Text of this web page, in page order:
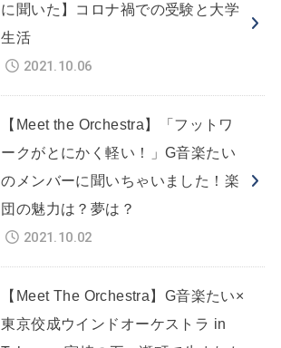
に聞いた】コロナ禍での受験と大学
生活
2021.10.06
【Meet the Orchestra】「フットワ
ークがとにかく軽い！」G音楽たい
のメンバーに聞いちゃいました！楽
団の魅力は？夢は？
2021.10.02
【Meet The Orchestra】G音楽たい×
東京佼成ウインドオーケストラ in